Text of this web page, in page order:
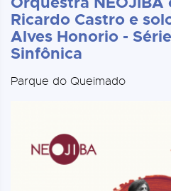
Ricardo Castro e
Alves Honorio -
Sinfônica
Parque do Queimado